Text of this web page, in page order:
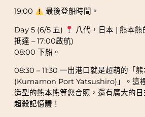
19:00 最後登船時間。
Day 5 (6/5 五)
八代，日本 | 熊本
抵達 – 17:00啟航)
08:00 下船。
08:30 – 11:30 一出港口就是超萌的「
(Kumamon Port Yatsushiro)」。這
造型的熊本熊等您合照，還有廣大的日
超殺記憶體！